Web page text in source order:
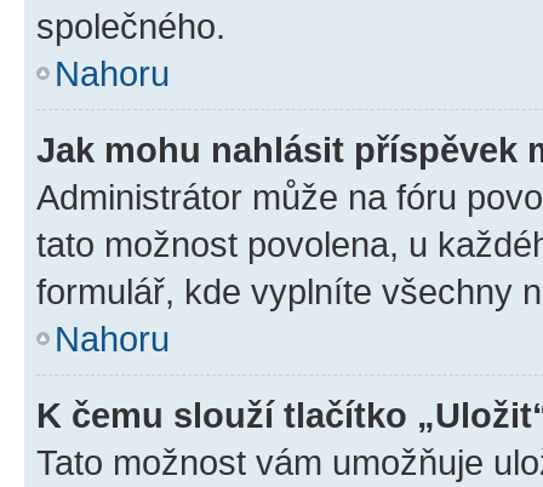
společného.
Nahoru
Jak mohu nahlásit příspěvek
Administrátor může na fóru
tato možnost povolena, u
formulář, kde vyplníte všechny
Nahoru
K čemu slouží tlačítko
Tato možnost vám umožňuje